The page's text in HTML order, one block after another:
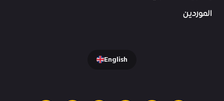
الموردين
English